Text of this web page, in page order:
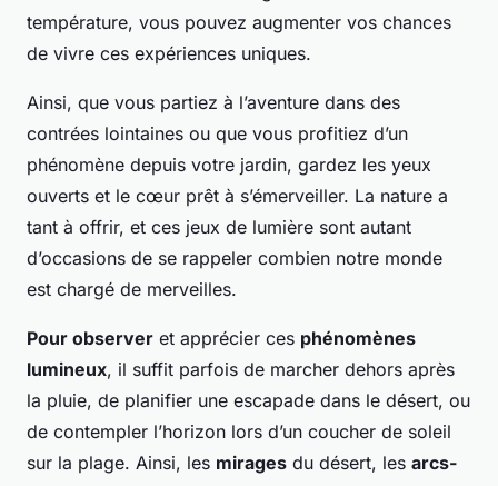
température, vous pouvez augmenter vos chances
de vivre ces expériences uniques.
Ainsi, que vous partiez à l’aventure dans des
contrées lointaines ou que vous profitiez d’un
phénomène depuis votre jardin, gardez les yeux
ouverts et le cœur prêt à s’émerveiller. La nature a
tant à offrir, et ces jeux de lumière sont autant
d’occasions de se rappeler combien notre monde
est chargé de merveilles.
Pour observer et apprécier ces phénomènes
lumineux, il suffit parfois de marcher dehors après
la pluie, de planifier une escapade dans le désert, ou
de contempler l’horizon lors d’un coucher de soleil
sur la plage. Ainsi, les mirages du désert, les arcs-